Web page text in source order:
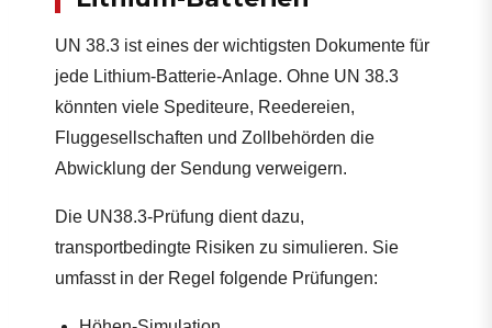
UN 38.3 ist eines der wichtigsten Dokumente für
jede Lithium-Batterie-Anlage. Ohne UN 38.3
könnten viele Spediteure, Reedereien,
Fluggesellschaften und Zollbehörden die
Abwicklung der Sendung verweigern.
Die UN38.3-Prüfung dient dazu,
transportbedingte Risiken zu simulieren. Sie
umfasst in der Regel folgende Prüfungen: